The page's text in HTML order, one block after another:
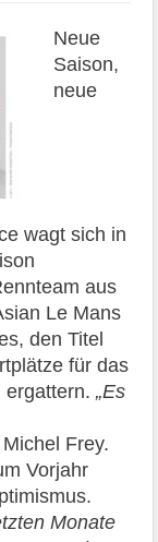
Neue
Saison,
neue
wagt sich in
aus
Le Mans
den Titel
für das
ergattern.„Es
Frey.
Vorjahr
Monate